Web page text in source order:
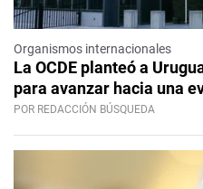
Organismos internacionales
La OCDE planteó a
para avanzar hacia una
POR REDACCIÓN BÚSQUEDA